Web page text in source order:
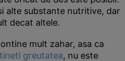
alte substante nutritive, dar
decat altele.
mult zahar, asa ca
greutatea, nu este